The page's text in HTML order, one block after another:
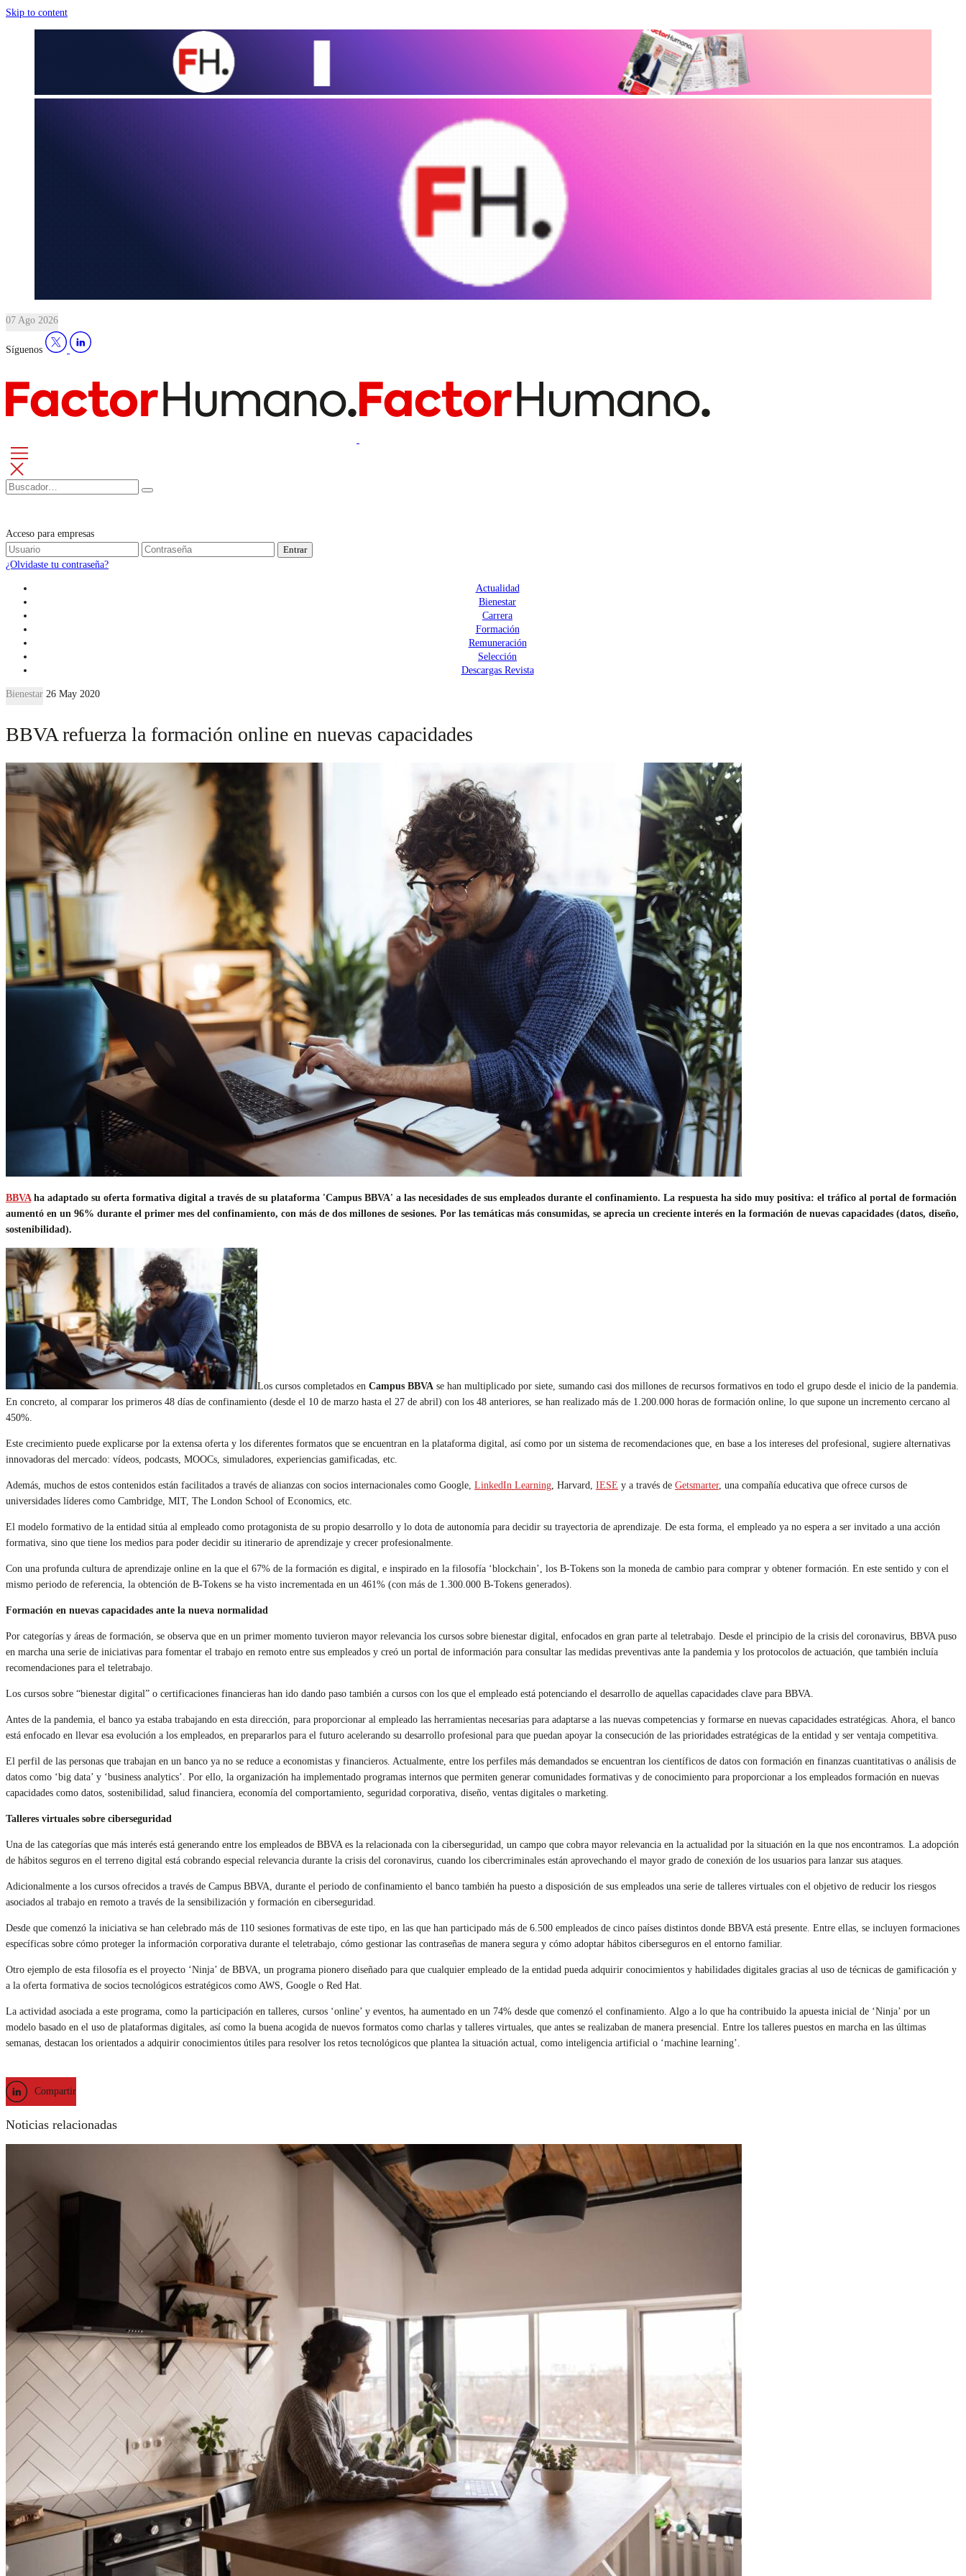
Skip to content
07 Ago 2026
Síguenos
Acceso para empresas
Entrar
¿Olvidaste tu contraseña?
Actualidad
Bienestar
Carrera
Formación
Remuneración
Selección
Descargas Revista
Bienestar 26 May 2020
BBVA refuerza la formación online en nuevas capacidades
BBVA ha adaptado su oferta formativa digital a través de su plataforma 'Campus BBVA' a las necesidades de sus empleados durante el confinamiento. La respuesta ha sido muy positiva: el tráfico al portal de formación
aumentó en un 96% durante el primer mes del confinamiento, con más de dos millones de sesiones. Por las temáticas más consumidas, se aprecia un creciente interés en la formación de nuevas capacidades (datos, diseño,
sostenibilidad).
Los cursos completados en Campus BBVA se han multiplicado por siete, sumando casi dos millones de recursos formativos en todo el grupo desde el inicio de la pandemia.
En concreto, al comparar los primeros 48 días de confinamiento (desde el 10 de marzo hasta el 27 de abril) con los 48 anteriores, se han realizado más de 1.200.000 horas de formación online, lo que supone un incremento cercano al
450%.
Este crecimiento puede explicarse por la extensa oferta y los diferentes formatos que se encuentran en la plataforma digital, así como por un sistema de recomendaciones que, en base a los intereses del profesional, sugiere alternativas
innovadoras del mercado: vídeos, podcasts, MOOCs, simuladores, experiencias gamificadas, etc.
Además, muchos de estos contenidos están facilitados a través de alianzas con socios internacionales como Google, LinkedIn Learning , Harvard, IESE y a través de Getsmarter, una compañía educativa que ofrece cursos de
universidades líderes como Cambridge, MIT, The London School of Economics, etc.
El modelo formativo de la entidad sitúa al empleado como protagonista de su propio desarrollo y lo dota de autonomía para decidir su trayectoria de aprendizaje. De esta forma, el empleado ya no espera a ser invitado a una acción
formativa, sino que tiene los medios para poder decidir su itinerario de aprendizaje y crecer profesionalmente.
Con una profunda cultura de aprendizaje online en la que el 67% de la formación es digital, e inspirado en la filosofía ‘blockchain’, los B-Tokens son la moneda de cambio para comprar y obtener formación. En este sentido y con el
mismo periodo de referencia, la obtención de B-Tokens se ha visto incrementada en un 461% (con más de 1.300.000 B-Tokens generados).
Formación en nuevas capacidades ante la nueva normalidad
Por categorías y áreas de formación, se observa que en un primer momento tuvieron mayor relevancia los cursos sobre bienestar digital, enfocados en gran parte al teletrabajo. Desde el principio de la crisis del coronavirus, BBVA puso
en marcha una serie de iniciativas para fomentar el trabajo en remoto entre sus empleados y creó un portal de información para consultar las medidas preventivas ante la pandemia y los protocolos de actuación, que también incluía
recomendaciones para el teletrabajo.
Los cursos sobre “bienestar digital” o certificaciones financieras han ido dando paso también a cursos con los que el empleado está potenciando el desarrollo de aquellas capacidades clave para BBVA.
Antes de la pandemia, el banco ya estaba trabajando en esta dirección, para proporcionar al empleado las herramientas necesarias para adaptarse a las nuevas competencias y formarse en nuevas capacidades estratégicas. Ahora, el banco
está enfocado en llevar esa evolución a los empleados, en prepararlos para el futuro acelerando su desarrollo profesional para que puedan apoyar la consecución de las prioridades estratégicas de la entidad y ser ventaja competitiva.
El perfil de las personas que trabajan en un banco ya no se reduce a economistas y financieros. Actualmente, entre los perfiles más demandados se encuentran los científicos de datos con formación en finanzas cuantitativas o análisis de
datos como ‘big data’ y ‘business analytics’. Por ello, la organización ha implementado programas internos que permiten generar comunidades formativas y de conocimiento para proporcionar a los empleados formación en nuevas
capacidades como datos, sostenibilidad, salud financiera, economía del comportamiento, seguridad corporativa, diseño, ventas digitales o marketing.
Talleres virtuales sobre ciberseguridad
Una de las categorías que más interés está generando entre los empleados de BBVA es la relacionada con la ciberseguridad, un campo que cobra mayor relevancia en la actualidad por la situación en la que nos encontramos. La adopción
de hábitos seguros en el terreno digital está cobrando especial relevancia durante la crisis del coronavirus, cuando los cibercriminales están aprovechando el mayor grado de conexión de los usuarios para lanzar sus ataques.
Adicionalmente a los cursos ofrecidos a través de Campus BBVA, durante el periodo de confinamiento el banco también ha puesto a disposición de sus empleados una serie de talleres virtuales con el objetivo de reducir los riesgos
asociados al trabajo en remoto a través de la sensibilización y formación en ciberseguridad.
Desde que comenzó la iniciativa se han celebrado más de 110 sesiones formativas de este tipo, en las que han participado más de 6.500 empleados de cinco países distintos donde BBVA está presente. Entre ellas, se incluyen formaciones
específicas sobre cómo proteger la información corporativa durante el teletrabajo, cómo gestionar las contraseñas de manera segura y cómo adoptar hábitos ciberseguros en el entorno familiar.
Otro ejemplo de esta filosofía es el proyecto ‘Ninja’ de BBVA, un programa pionero diseñado para que cualquier empleado de la entidad pueda adquirir conocimientos y habilidades digitales gracias al uso de técnicas de gamificación y
a la oferta formativa de socios tecnológicos estratégicos como AWS, Google o Red Hat.
La actividad asociada a este programa, como la participación en talleres, cursos ‘online’ y eventos, ha aumentado en un 74% desde que comenzó el confinamiento. Algo a lo que ha contribuido la apuesta inicial de ‘Ninja’ por un
modelo basado en el uso de plataformas digitales, así como la buena acogida de nuevos formatos como charlas y talleres virtuales, que antes se realizaban de manera presencial. Entre los talleres puestos en marcha en las últimas
semanas, destacan los orientados a adquirir conocimientos útiles para resolver los retos tecnológicos que plantea la situación actual, como inteligencia artificial o ‘machine learning’.
Compartir
Noticias relacionadas